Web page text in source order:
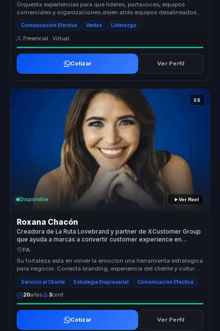
Orquesta experiencias para que lideres, portavoces, equipos
comerciales y organizaciones dejen atrás equipos desalineados y
construyan li...
Comunicación Efectiva Ventas Liderazgo
Presencial · Virtual
Cotizar Ver Perfil
ES
Disponible Ver Reel
Roxana Chacón
Creadora de La Ruta Lovebrand y partner de XCustomer Group
que ayuda a marcas a convertir customer experience en
fidelizacion, diferenciacion y rentabilidad.
PA
Su fortaleza esta en volver la emocion una herramienta estrategica
para negocio. Conecta branding, experiencia del cliente y cultura
de s...
Servicio al Cliente Estrategia Empresarial Comunicación Efectiva
20años 3conf.
Cotizar Ver Perfil